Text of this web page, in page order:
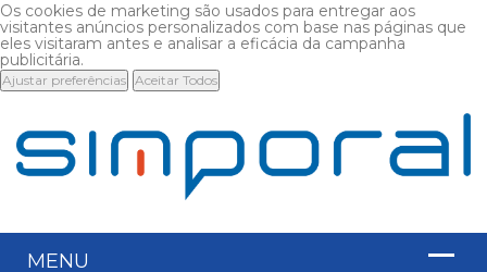
Os cookies de marketing são usados para entregar aos
visitantes anúncios personalizados com base nas páginas que
eles visitaram antes e analisar a eficácia da campanha
publicitária.
Ajustar preferências Aceitar Todos